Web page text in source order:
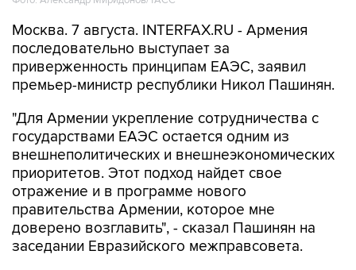
Москва. 7 августа. INTERFAX.RU - Армения
последовательно выступает за
приверженность принципам ЕАЭС, заявил
премьер-министр республики Никол Пашинян.
"Для Армении укрепление сотрудничества с
государствами ЕАЭС остается одним из
внешнеполитических и внешнеэкономических
приоритетов. Этот подход найдет свое
отражение и в программе нового
правительства Армении, которое мне
доверено возглавить", - сказал Пашинян на
заседании Евразийского межправсовета.